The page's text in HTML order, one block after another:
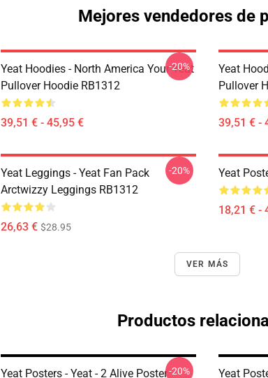
Mejores vendedores de
Yeat Hoodies - North America Your Yeat
Pullover Hoodie RB1312
39,51 € - 45,95 €
-20%
Yeat
Pullover
39,51 € -
Yeat Leggings - Yeat Fan Pack
Arctwizzy Leggings RB1312
26,63 € $28.95
-20% Yeat
18,21 € -
VER MÁS
Productos
Yeat Posters - Yeat - 2 Alive Poster-20% Yeat